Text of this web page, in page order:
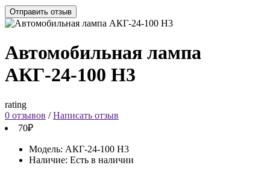
Отправить отзыв
Автомобильная лампа
АКГ-24-100 Н3
rating
0 отзывов /Написать отзыв
70₽
Модель: АКГ-24-100 Н3
Наличие: Есть в наличии